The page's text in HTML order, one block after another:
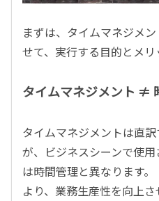
まずは、タイムマネジメ
せて、実行する目的とメリ
タイムマネジメント ≠
タイムマネジメントは直
が、ビジネスシーンで使
は時間管理と異なります
より、業務生産性を向上